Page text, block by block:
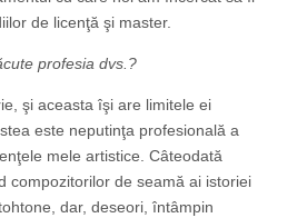
de licenţă şi master.
profesia dvs.?
şi aceasta îşi are limitele ei
este neputinţa profesională a
mele artistice. Câteodată
compozitorilor de seamă ai istoriei
dar, deseori, întâmpin